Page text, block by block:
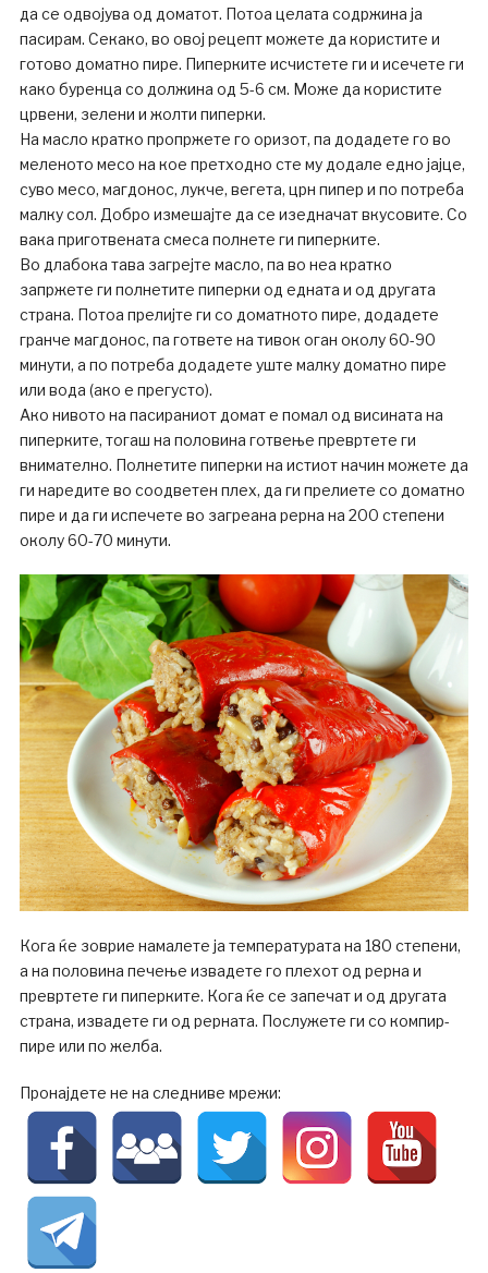
да се одвојува од доматот. Потоа целата содржина ја
пасирам. Секако, во овој рецепт можете да користите и
готово доматно пире. Пиперките исчистете ги и исечете ги
како буренца со должина од 5-6 см. Може да користите
црвени, зелени и жолти пиперки.
На масло кратко пропржете го оризот, па додадете го во
меленото месо на кое претходно сте му додале едно јајце,
суво месо, магдонос, лукче, вегета, црн пипер и по потреба
малку сол. Добро измешајте да се изедначат вкусовите. Со
вака приготвената смеса полнете ги пиперките.
Во длабока тава загрејте масло, па во неа кратко
запржете ги полнетите пиперки од едната и од другата
страна. Потоа прелијте ги со доматното пире, додадете
гранче магдонос, па гответе на тивок оган околу 60-90
минути, а по потреба додадете уште малку доматно пире
или вода (ако е прегусто).
Ако нивото на пасираниот домат е помал од висината на
пиперките, тогаш на половина готвење превртете ги
внимателно. Полнетите пиперки на истиот начин можете да
ги наредите во соодветен плех, да ги прелиете со доматно
пире и да ги испечете во загреана рерна на 200 степени
околу 60-70 минути.
Кога ќе зоврие намалете ја температурата на 180 степени,
а на половина печење извадете го плехот од рерна и
превртете ги пиперките. Кога ќе се запечат и од другата
страна, извадете ги од рерната. Послужете ги со компир-
пире или по желба.
Пронајдете не на следниве мрежи: